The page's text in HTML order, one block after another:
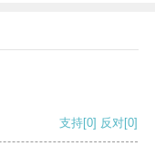
支持[0] 反对[0]